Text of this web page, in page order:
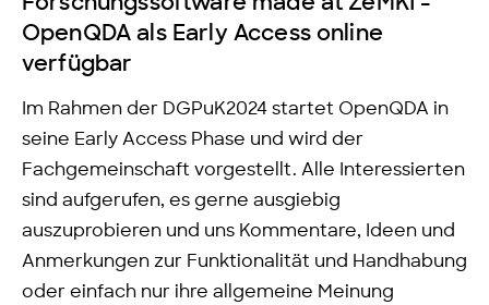
OpenQDA als Early Access online
verfügbar
Im Rahmen der DGPuK2024 startet OpenQDA in
seine Early Access Phase und wird der
Fachgemeinschaft vorgestellt. Alle Interessierten
sind aufgerufen, es gerne ausgiebig
auszuprobieren und uns Kommentare, Ideen und
Anmerkungen zur Funktionalität und Handhabung
oder einfach nur ihre allgemeine Meinung